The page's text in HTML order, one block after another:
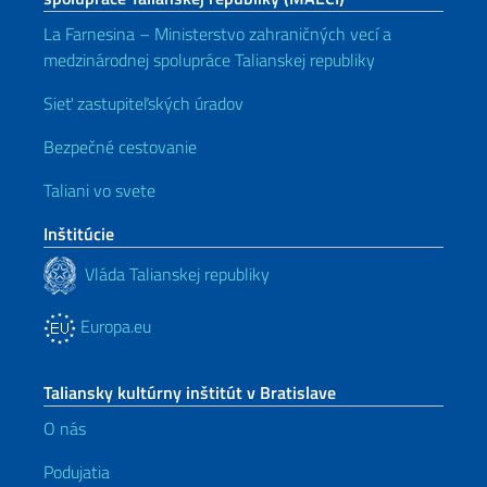
La Farnesina – Ministerstvo zahraničných vecí a
medzinárodnej spolupráce Talianskej republiky
Sieť zastupiteľských úradov
Bezpečné cestovanie
Taliani vo svete
Inštitúcie
Vláda Talianskej republiky
Europa.eu
Taliansky kultúrny inštitút v Bratislave
O nás
Podujatia